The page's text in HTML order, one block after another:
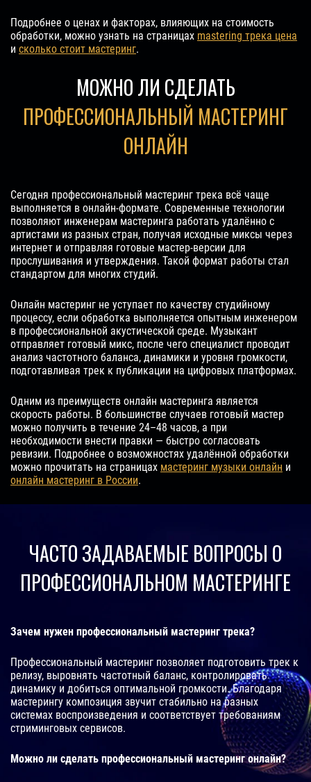
Подробнее о ценах и факторах, влияющих на стоимость
обработки, можно узнать на страницах mastering трека цена
и сколько стоит мастеринг.
МОЖНО ЛИ СДЕЛАТЬ
ПРОФЕССИОНАЛЬНЫЙ МАСТЕРИНГ
ОНЛАЙН
Сегодня профессиональный мастеринг трека всё чаще
выполняется в онлайн-формате. Современные технологии
позволяют инженерам мастеринга работать удалённо с
артистами из разных стран, получая исходные миксы через
интернет и отправляя готовые мастер-версии для
прослушивания и утверждения. Такой формат работы стал
стандартом для многих студий.
Онлайн мастеринг не уступает по качеству студийному
процессу, если обработка выполняется опытным инженером
в профессиональной акустической среде. Музыкант
отправляет готовый микс, после чего специалист проводит
анализ частотного баланса, динамики и уровня громкости,
подготавливая трек к публикации на цифровых платформах.
Одним из преимуществ онлайн мастеринга является
скорость работы. В большинстве случаев готовый мастер
можно получить в течение 24–48 часов, а при
необходимости внести правки — быстро согласовать
ревизии. Подробнее о возможностях удалённой обработки
можно прочитать на страницах мастеринг музыки онлайн и
онлайн мастеринг в России.
ЧАСТО ЗАДАВАЕМЫЕ ВОПРОСЫ О
ПРОФЕССИОНАЛЬНОМ МАСТЕРИНГЕ
Зачем нужен профессиональный мастеринг трека?
Профессиональный мастеринг позволяет подготовить трек к
релизу, выровнять частотный баланс, контролировать
динамику и добиться оптимальной громкости. Благодаря
мастерингу композиция звучит стабильно на разных
системах воспроизведения и соответствует требованиям
стриминговых сервисов.
Можно ли сделать профессиональный мастеринг онлайн?